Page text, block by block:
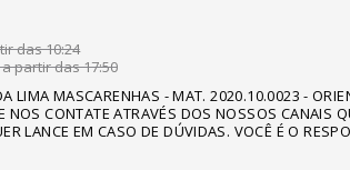
das 10:24
partir das 17:50
LIMA MASCARENHAS - MAT. 2020.10.0023 -
NOS CONTATE ATRAVÉS DOS NOSSOS
LANCE EM CASO DE DÚVIDAS. VOCÊ É O